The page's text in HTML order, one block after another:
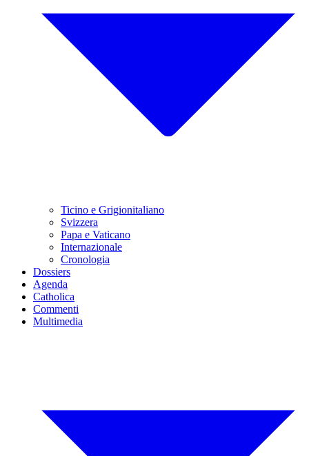
Ticino e Grigionitaliano
Svizzera
Papa e Vaticano
Internazionale
Cronologia
Dossiers
Agenda
Catholica
Commenti
Multimedia